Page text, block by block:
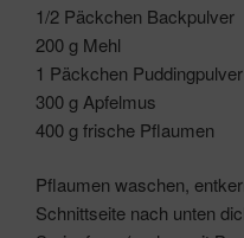
1/2 Päckchen Backpulver
200 g Mehl
1 Päckchen
300 g Apfelmus
400 g frische Pflaumen
Pflaumen waschen,
Schnittseite nach unten